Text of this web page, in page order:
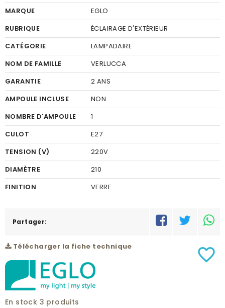
MARQUE
EGLO
RUBRIQUE
ÉCLAIRAGE D'EXTÉRIEUR
CATÉGORIE
LAMPADAIRE
NOM DE FAMILLE
VERLUCCA
GARANTIE
2 ANS
AMPOULE INCLUSE
NON
NOMBRE D'AMPOULE
1
CULOT
E27
TENSION (V)
220V
DIAMÈTRE
210
FINITION
VERRE
MATÉRIEL
HAUTEUR (MM)
990
INDICE DE PROTECTION
Partager:
Télécharger la fiche technique
En stock 3 produits
favorite_border